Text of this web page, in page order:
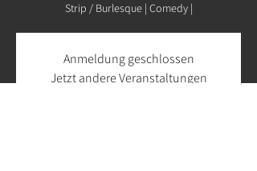
Strip / Burlesque | Comedy |
Anmeldung geschlossen
Jetzt andere Veranstaltungen